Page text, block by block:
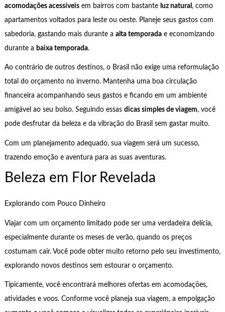
acomodações acessíveisem bairros com bastante luz natural , como
apartamentos voltados para leste ou oeste. Planeje seus gastos com
sabedoria, gastando mais durante a alta temporadae economizando
durante a baixa temporada.
Ao contrário de outros destinos, o Brasil não exige uma reformulação
total do orçamento no inverno. Mantenha uma boa circulação
financeira acompanhando seus gastos e ficando em um ambiente
amigável ao seu bolso. Seguindo essas dicas simples de viagem, você
pode desfrutar da beleza e da vibração do Brasil sem gastar muito.
Com um planejamento adequado, sua viagem será um sucesso,
trazendo emoção e aventura para as suas aventuras.
Beleza em Flor Revelada
Explorando com Pouco Dinheiro
Viajar com um orçamento limitado pode ser uma verdadeira delícia,
especialmente durante os meses de verão, quando os preços
costumam cair. Você pode obter muito retorno pelo seu investimento,
explorando novos destinos sem estourar o orçamento.
Tipicamente, você encontrará melhores ofertas em acomodações,
atividades e voos. Conforme você planeja sua viagem, a empolgação